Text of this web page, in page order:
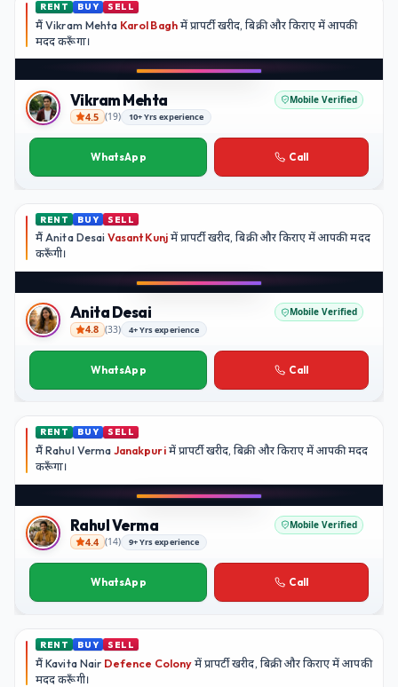
RENT BUY SELL
मैंVikram Mehta Karol Baghमें प्रापर्टी खरीद, बिक्री और किराए में आपकी
मददकरूँगा।
Vikram Mehta
Vikram Mehta Mobile Verified
4.5 (19) 10+ Yrs experience
WhatsApp Call
RENT BUY SELL
मैंAnita Desai Vasant Kunjमें प्रापर्टी खरीद, बिक्री और किराए में आपकी मदद
करूँगी।
Anita Desai
Anita Desai Mobile Verified
4.8 (33) 4+ Yrs experience
WhatsApp Call
RENT BUY SELL
मैंRahul Verma Janakpuriमें प्रापर्टी खरीद, बिक्री और किराए में आपकी मदद
करूँगा।
Rahul Verma
Rahul Verma Mobile Verified
4.4 (14) 9+ Yrs experience
WhatsApp Call
RENT BUY SELL
मैंKavita Nair Defence Colonyमें प्रापर्टी खरीद, बिक्री और किराए में आपकी
मददकरूँगी।